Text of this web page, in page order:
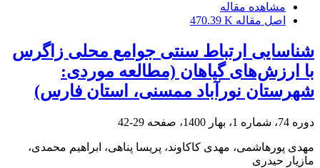
مشاهده مقاله
اصل مقاله 470.39 K
شناسایی ارتباط سنتی جوامع محلی زاگرس
با ارزش‌های گیاهان (مطالعه موردی:
شهرستان نورآباد ممسنی، استان فارس)
دوره 74، شماره 1، بهار 1400، صفحه 29-42
مهدی پورهاشمی، مهدی کاکاوند، پریسا پناهی، ابراهیم محمدی،
مازیار حیدری